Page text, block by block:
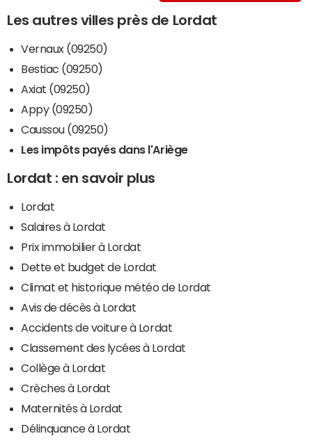
Les autres villes près de Lordat
Vernaux (09250)
Bestiac (09250)
Axiat (09250)
Appy (09250)
Caussou (09250)
Les impôts payés dans l'Ariège
Lordat : en savoir plus
Lordat
Salaires à Lordat
Prix immobilier à Lordat
Dette et budget de Lordat
Climat et historique météo de Lordat
Avis de décès à Lordat
Accidents de voiture à Lordat
Classement des lycées à Lordat
Collège à Lordat
Crèches à Lordat
Maternités à Lordat
Délinquance à Lordat